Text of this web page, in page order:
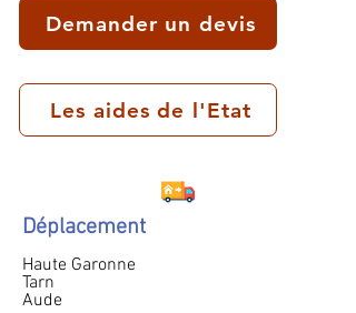
Demander un devis
Les aides de l'Etat
Déplacement
Haute Garonne
Tarn
Aude